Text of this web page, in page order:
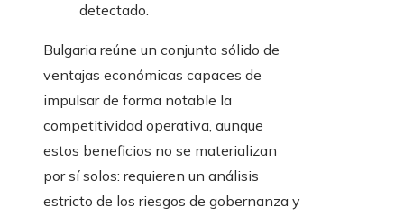
detectado.
Bulgaria reúne un conjunto sólido de
ventajas económicas capaces de
impulsar de forma notable la
competitividad operativa, aunque
estos beneficios no se materializan
por sí solos: requieren un análisis
estricto de los riesgos de gobernanza y